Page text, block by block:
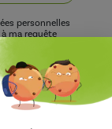
personnelles
ma requête
de Vivagro.
collected in order
with